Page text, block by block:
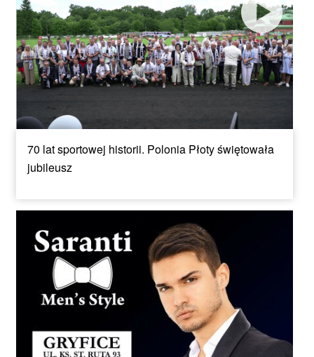
70 lat sportowej historii. Polonia Płoty świętowała
jubileusz